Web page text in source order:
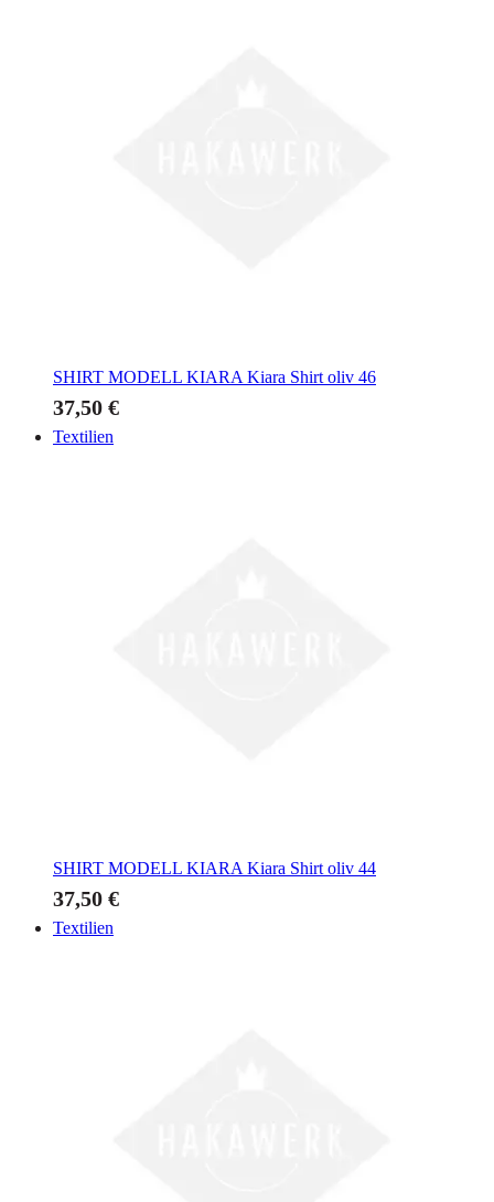
SHIRT MODELL KIARA Kiara Shirt oliv 46
37,50 €
Textilien
SHIRT MODELL KIARA Kiara Shirt oliv 44
37,50 €
Textilien